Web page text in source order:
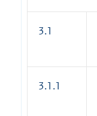
3.1
3.1.1